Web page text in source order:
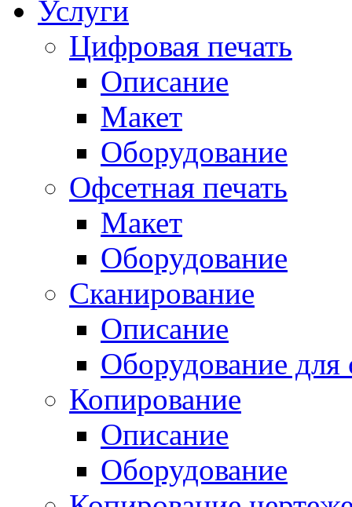
Услуги
Цифровая печать
Описание
Макет
Оборудование
Офсетная печать
Макет
Оборудование
Сканирование
Описание
Оборудование для
Копирование
Описание
Оборудование